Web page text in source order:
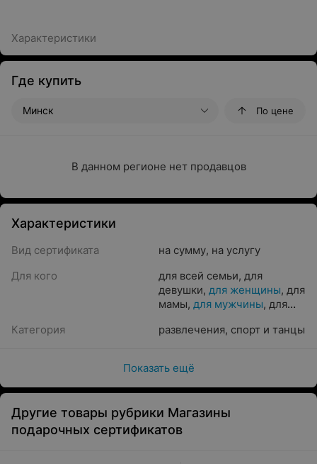
Характеристики
Где купить
Минск По цене
В данном регионе нет продавцов
Характеристики
Вид сертификата на сумму, на услугу
Для кого
для всей семьи, для
девушки, для женщины, для
мамы, для мужчины, для
ребенка
Категория развлечения, спорт и танцы
Показать ещё
Другие товары рубрики Магазины
подарочных сертификатов